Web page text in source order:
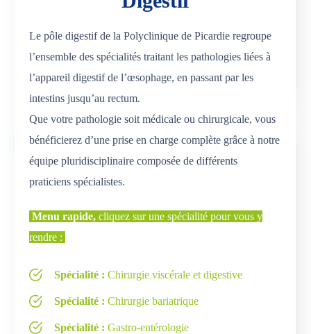
Le pôle digestif de la Polyclinique de Picardie regroupe
l’ensemble des spécialités traitant les pathologies liées à
l’appareil digestif de l’œsophage, en passant par les
intestins jusqu’au rectum.
Que votre pathologie soit médicale ou chirurgicale, vous
bénéficierez d’une prise en charge complète grâce à notre
équipe pluridisciplinaire composée de différents
praticiens spécialistes.
Menu rapide,cliquez sur une spécialité pour vous y
rendre :
Spécialité : Chirurgie viscérale et digestive
Spécialité : Chirurgie bariatrique
Spécialité : Gastro-entérologie